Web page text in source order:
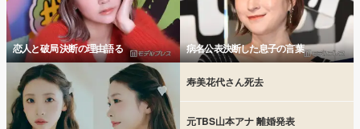
恋人と破局 決断の理由語る 病名公表決断した息子の言葉
寿美花代さん死去
元TBS山本アナ 離婚発表